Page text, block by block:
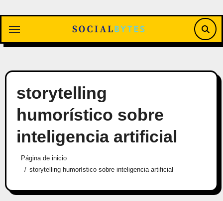
contenido
storytelling
humorístico sobre
inteligencia artificial
Página de inicio
storytelling humorístico sobre inteligencia artificial